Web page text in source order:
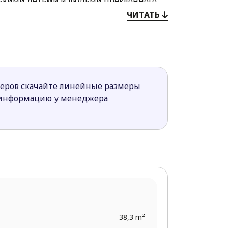
интерьером и большими
семьи с просторным гаражом.
ЧИТАТЬ
скачайте линейные размеры
у менеджера
38,3 m²